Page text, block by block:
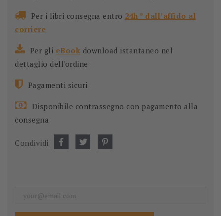
Per i libri consegna entro 24h * dall’affido al
corriere
Per gli eBook download istantaneo nel
dettaglio dell'ordine
Pagamenti sicuri
Disponibile contrassegno con pagamento alla
consegna
Condividi